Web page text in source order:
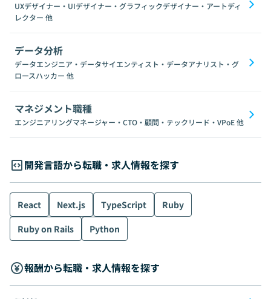
UXデザイナー・UIデザイナー・グラフィックデザイナー・アートディ
レクター 他
データ分析
データエンジニア・データサイエンティスト・データアナリスト・グ
ロースハッカー 他
マネジメント職種
エンジニアリングマネージャー・CTO・顧問・テックリード・VPoE他
開発言語から転職・求人情報を探す
React Next.js TypeScript
Ruby
Ruby on Rails
Python
報酬から転職・求人情報を探す